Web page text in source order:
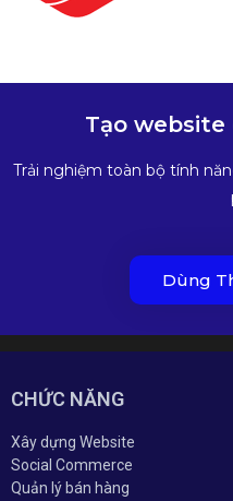
Tạo
Trải nghiệm toàn bộ tính
Dùng
CHỨC NĂNG
Xây dựng Website
Social Commerce
Quản lý bán hàng